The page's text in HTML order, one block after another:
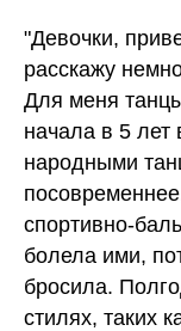
"Девочки,
расскажу
Для меня
начала в 5 лет
народными
спортивно-
болела ими,
бросила.
стилях, таких